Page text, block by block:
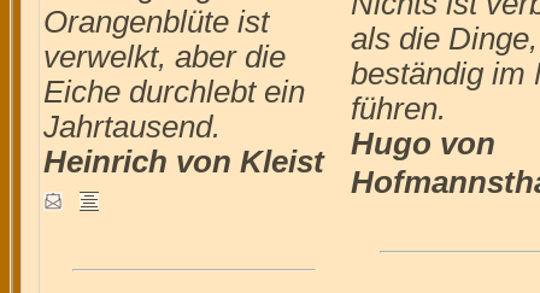
Orangenblüte ist
verwelkt, aber die
Eiche durchlebt ein
Jahrtausend.
Heinrich von Kleist
als die
beständig im
führen.
Hugo von